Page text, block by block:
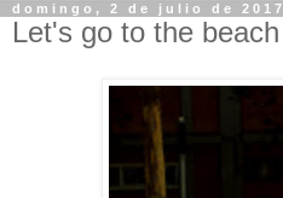
domingo, 2 de julio de 2017
Let's go to the beach